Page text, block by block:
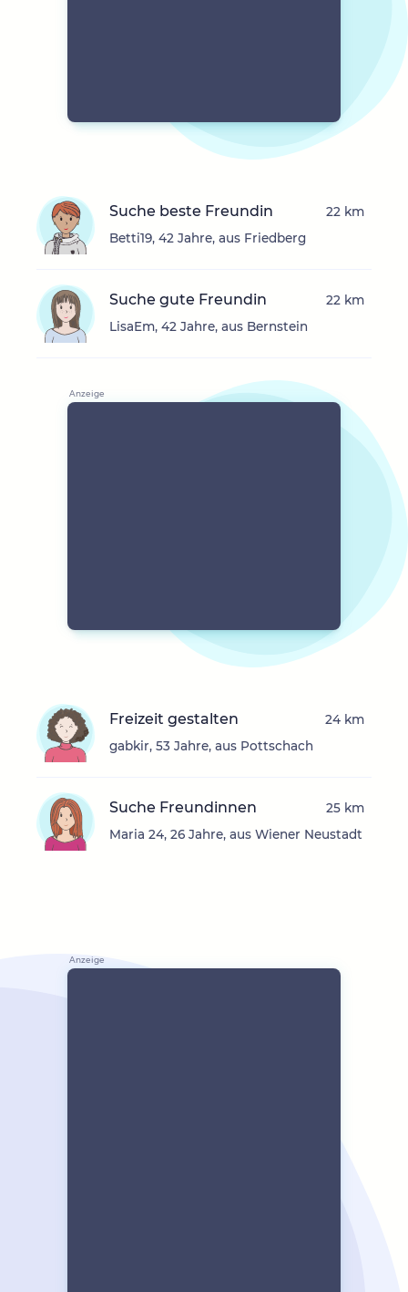
Suche beste Freundin
Betti19, 42 Jahre, aus Friedberg
22 km
Suche gute Freundin
LisaEm, 42 Jahre, aus Bernstein
22 km
Freizeit gestalten
gabkir, 53 Jahre, aus Pottschach
24 km
Suche Freundinnen
Maria 24, 26 Jahre, aus Wiener Neustadt
25 km